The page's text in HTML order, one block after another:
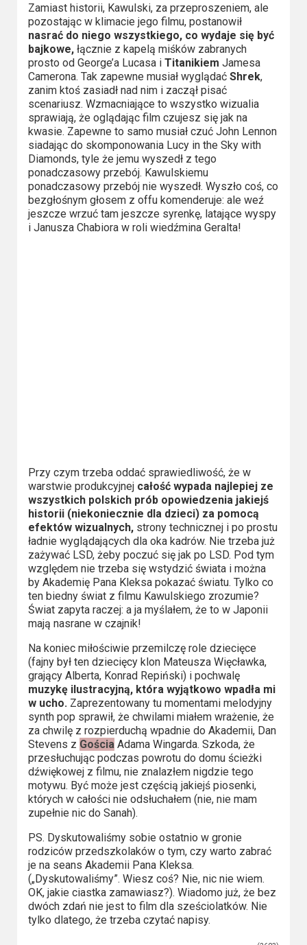
Zamiast historii, Kawulski, za przeproszeniem, ale
pozostając w klimacie jego filmu, postanowił
nasrać do niego wszystkiego, co wydaje się być
bajkowe,łącznie z kapelą miśków zabranych
prosto od George’a Lucasa i Titanikiem Jamesa
Camerona. Tak zapewne musiał wyglądać Shrek,
zanim ktoś zasiadł nad nim i zaczął pisać
scenariusz. Wzmacniające to wszystko wizualia
sprawiają, że oglądając film czujesz się jak na
kwasie. Zapewne to samo musiał czuć John Lennon
siadając do skomponowania Lucy in the Sky with
Diamonds, tyle że jemu wyszedł z tego
ponadczasowy przebój. Kawulskiemu
ponadczasowy przebój nie wyszedł. Wyszło coś, co
bezgłośnym głosem z offu komenderuje: ale weź
jeszcze wrzuć tam jeszcze syrenkę, latające wyspy
i Janusza Chabiora w roli wiedźmina Geralta!
Przy czym trzeba oddać sprawiedliwość, że w
warstwie produkcyjnej całość wypada najlepiej ze
wszystkich polskich prób opowiedzenia jakiejś
historii (niekoniecznie dla dzieci) za pomocą
efektów wizualnych,strony technicznej i po prostu
ładnie wyglądających dla oka kadrów. Nie trzeba już
zażywać LSD, żeby poczuć się jak po LSD. Pod tym
względem nie trzeba się wstydzić świata i można
by Akademię Pana Kleksa pokazać światu. Tylko co
ten biedny świat z filmu Kawulskiego zrozumie?
Świat zapyta raczej: a ja myślałem, że to w Japonii
mają nasrane w czajnik!
Na koniec miłościwie przemilczę role dziecięce
(fajny był ten dziecięcy klon Mateusza Więcławka,
grający Alberta, Konrad Repiński) i pochwalę
muzykę ilustracyjną, która wyjątkowo wpadła mi
w ucho. Zaprezentowany tu momentami melodyjny
synth pop sprawił, że chwilami miałem wrażenie, że
za chwilę z rozpierduchą wpadnie do Akademii, Dan
Stevens z Gościa Adama Wingarda. Szkoda, że
przesłuchując podczas powrotu do domu ścieżki
dźwiękowej z filmu, nie znalazłem nigdzie tego
motywu. Być może jest częścią jakiejś piosenki,
których w całości nie odsłuchałem (nie, nie mam
zupełnie nic do Sanah).
PS. Dyskutowaliśmy sobie ostatnio w gronie
rodziców przedszkolaków o tym, czy warto zabrać
je na seans Akademii Pana Kleksa.
(„Dyskutowaliśmy”. Wiesz coś? Nie, nic nie wiem.
OK, jakie ciastka zamawiasz?). Wiadomo już, że bez
dwóch zdań nie jest to film dla sześciolatków. Nie
tylko dlatego, że trzeba czytać napisy.